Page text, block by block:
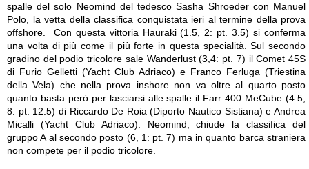
spalle del solo Neomind del tedesco Sasha Shroeder con Manuel
Polo, la vetta della classifica conquistata ieri al termine della prova
offshore. Con questa vittoria Hauraki (1.5, 2: pt. 3.5) si conferma
una volta di più come il più forte in questa specialità. Sul secondo
gradino del podio tricolore sale Wanderlust (3,4: pt. 7) il Comet 45S
di Furio Gelletti (Yacht Club Adriaco) e Franco Ferluga (Triestina
della Vela) che nella prova inshore non va oltre al quarto posto
quanto basta però per lasciarsi alle spalle il Farr 400 MeCube (4.5,
8: pt. 12.5) di Riccardo De Roia (Diporto Nautico Sistiana) e Andrea
Micalli (Yacht Club Adriaco). Neomind, chiude la classifica del
gruppo A al secondo posto (6, 1: pt. 7) ma in quanto barca straniera
non compete per il podio tricolore.